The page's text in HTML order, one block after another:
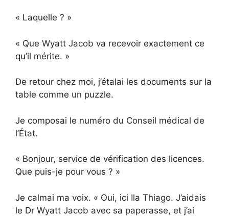
« Laquelle ? »
« Que Wyatt Jacob va recevoir exactement ce
qu’il mérite. »
De retour chez moi, j’étalai les documents sur la
table comme un puzzle.
Je composai le numéro du Conseil médical de
l’État.
« Bonjour, service de vérification des licences.
Que puis-je pour vous ? »
Je calmai ma voix. « Oui, ici Ila Thiago. J’aidais
le Dr Wyatt Jacob avec sa paperasse, et j’ai